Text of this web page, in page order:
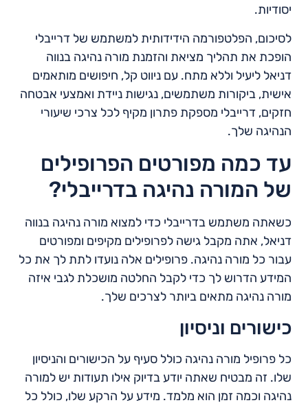
יסודיות.
לסיכום, הפלטפורמה הידידותית למשתמש של דרייבלי
הופכת את תהליך מציאת והזמנת מורה נהיגה בנווה
דניאל ליעיל וללא מתח. עם ניווט קל, חיפושים מותאמים
אישית, ביקורות משתמשים, נגישות ניידת ואמצעי אבטחה
חזקים, דרייבלי מספקת פתרון מקיף לכל צרכי שיעורי
הנהיגה שלך.
עד כמה מפורטים הפרופילים
של המורה נהיגה בדרייבלי?
כשאתה משתמש בדרייבלי כדי למצוא מורה נהיגה בנווה
דניאל, אתה מקבל גישה לפרופילים מקיפים ומפורטים
עבור כל מורה נהיגה. פרופילים אלה נועדו לתת לך את כל
המידע הדרוש לך כדי לקבל החלטה מושכלת לגבי איזה
מורה נהיגה מתאים ביותר לצרכים שלך.
כישורים וניסיון
כל פרופיל מורה נהיגה כולל סעיף על הכישורים והניסיון
שלו. זה מבטיח שאתה יודע בדיוק אילו תעודות יש למורה
נהיגה וכמה זמן הוא מלמד. מידע על הרקע שלו, כולל כל